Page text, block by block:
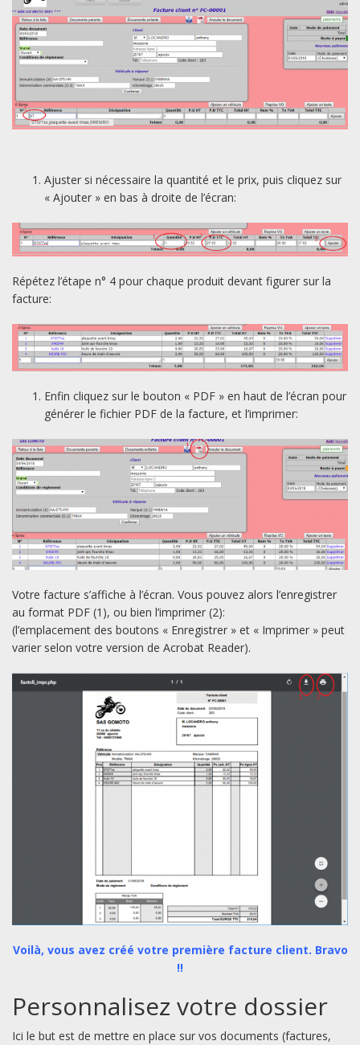
Ajuster si nécessaire la quantité et le prix, puis cliquez sur
« Ajouter » en bas à droite de l’écran:
Répétez l’étape n° 4 pour chaque produit devant figurer sur la
facture:
Enfin cliquez sur le bouton « PDF » en haut de l’écran pour
générer le fichier PDF de la facture, et l’imprimer:
Votre facture s’affiche à l’écran. Vous pouvez alors l’enregistrer
au format PDF (1), ou bien l’imprimer (2):
(l’emplacement des boutons « Enregistrer » et « Imprimer » peut
varier selon votre version de Acrobat Reader).
Voilà, vous avez créé votre première facture client. Bravo
!!
Personnalisez votre dossier
Ici le but est de mettre en place sur vos documents (factures,